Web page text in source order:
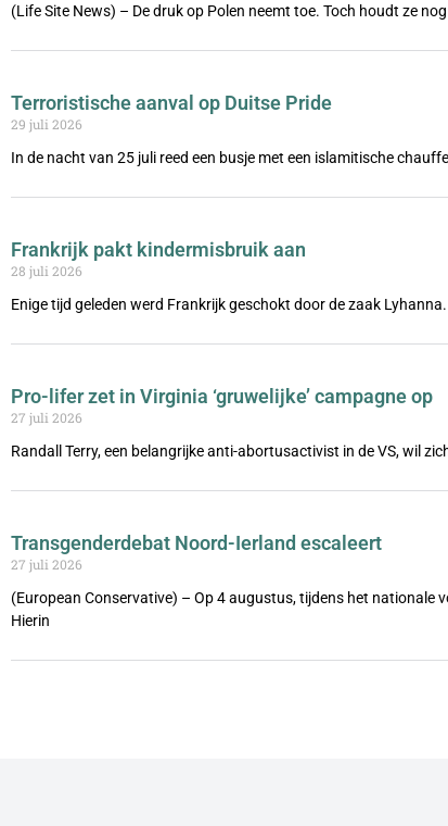
(Life Site News) – De druk op Polen neemt toe. Toch houdt ze
Terroristische aanval op Duitse Pride
29 juli 2026
In de nacht van 25 juli reed een busje met een islamitische
Frankrijk pakt kindermisbruik aan
28 juli 2026
Enige tijd geleden werd Frankrijk geschokt door de zaak
Pro-lifer zet in Virginia ‘gruwelijke’ campagne op
27 juli 2026
Randall Terry, een belangrijke anti-abortusactivist in de VS, wil
Transgenderdebat Noord-Ierland escaleert
27 juli 2026
(European Conservative) – Op 4 augustus, tijdens het nationale
Hierin